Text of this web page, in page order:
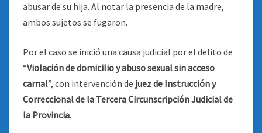
abusar de su hija. Al notar la presencia de la madre,
ambos sujetos se fugaron.
Por el caso se inició una causa judicial por el delito de
“Violación de domicilio y abuso sexual sin acceso
carnal”, con intervención de juez de Instrucción y
Correccional de la Tercera Circunscripción Judicial de
la Provincia.